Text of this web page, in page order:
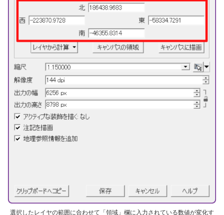
選択したレイヤの範囲に合わせて「領域」欄に入力されている数値が変化す